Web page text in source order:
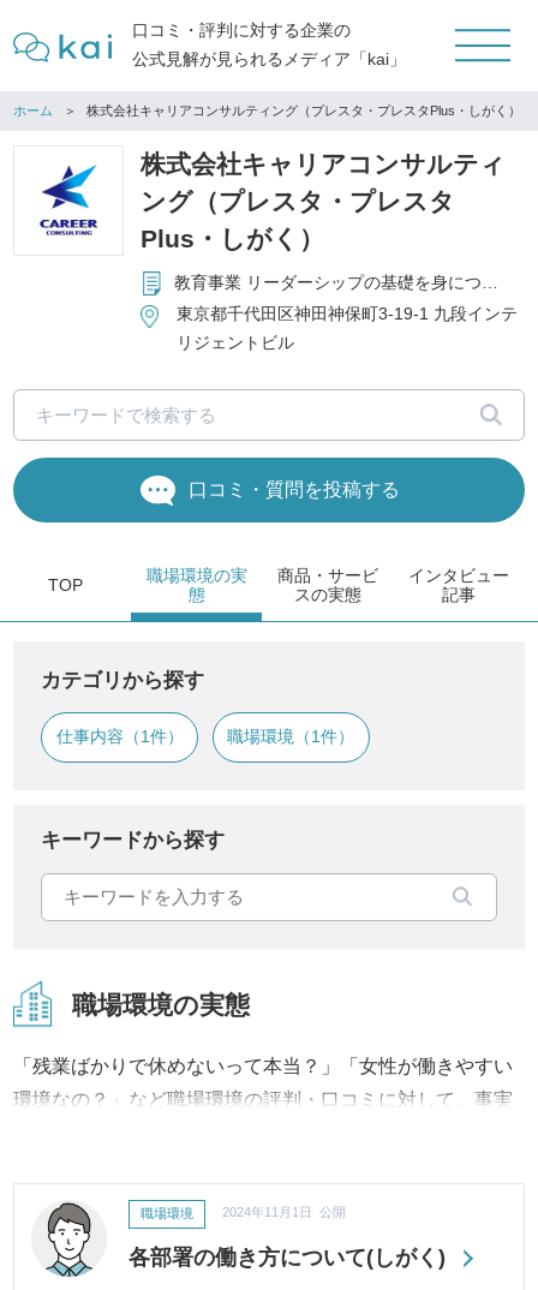
口コミ・評判に対する企業の
公式見解が見られるメディア「kai」
ホーム 株式会社キャリアコンサルティング（プレスタ・プレスタPlus・しがく）
株式会社キャリアコンサルティ
ング（プレスタ・プレスタ
Plus・しがく）
教育事業 リーダーシップの基礎を身につける「しがく」の運営 企業向け研修の企画・実施 有料職業紹介事業 厚生労働大臣許可番号：13-ユ-300003 就職支援サービス『就活キャンパス「プレスタ」』の運営 セールスプロモーション事業
東京都千代田区神田神保町3-19-1 九段インテ
リジェントビル
口コミ・質問を投稿する
TOP
商品・サービ
スの実態
職場環境の実
態
インタビュー
記事
カテゴリから探す
仕事内容（1件） 職場環境（1件）
キーワードから探す
職場環境の実態
「残業ばかりで休めないって本当？」「女性が働きやすい
環境なの？」など職場環境の評判・口コミに対して、事実
各部署の働き方について(しがく)
職場環境 2024年11月1日 公開